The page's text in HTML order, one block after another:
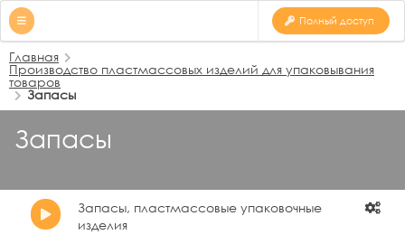
Полный доступ
Главная
Производство пластмассовых изделий для упаковывания
товаров
Запасы
Запасы
Запасы, пластмассовые упаковочные
изделия